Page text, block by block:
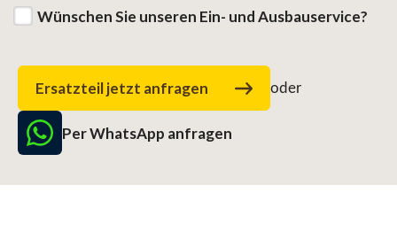
Wünschen Sie unseren Ein- und Ausbauservice?
Ersatzteil jetzt anfragen oder
Per WhatsApp anfragen